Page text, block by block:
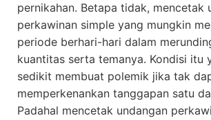
pernikahan. Betapa tidak, mencetak
perkawinan simple yang mungkin
periode berhari-hari dalam
kuantitas serta temanya. Kondisi itu
sedikit membuat polemik jika tak
memperkenankan tanggapan satu
Padahal mencetak undangan